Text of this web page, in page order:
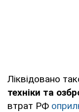
Ліквідовано
техніки та
втрат РФ